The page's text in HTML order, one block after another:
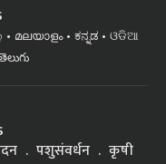
മലയാളം ಕನ್ನಡ
ଓଡିଆ
पशुसंवर्धन
कृषी